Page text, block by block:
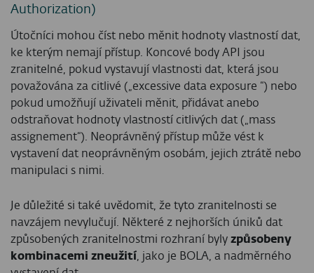
Authorization)
Útočníci mohou číst nebo měnit hodnoty vlastností dat,
ke kterým nemají přístup. Koncové body API jsou
zranitelné, pokud vystavují vlastnosti dat, která jsou
považována za citlivé („excessive data exposure “) nebo
pokud umožňují uživateli měnit, přidávat anebo
odstraňovat hodnoty vlastností citlivých dat („mass
assignement“). Neoprávněný přístup může vést k
vystavení dat neoprávněným osobám, jejich ztrátě nebo
manipulaci s nimi.
Je důležité si také uvědomit, že tyto zranitelnosti se
navzájem nevylučují. Některé z nejhorších úniků dat
způsobených zranitelnostmi rozhraní byly způsobeny
kombinacemi zneužití, jako je BOLA, a nadměrného